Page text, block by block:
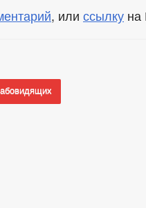
, или ссылку на